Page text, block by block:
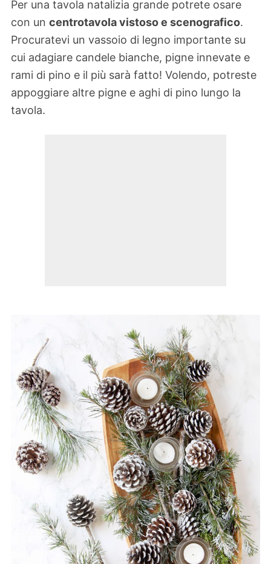
Per una tavola natalizia grande potrete osare
con un centrotavola vistoso e scenografico.
Procuratevi un vassoio di legno importante su
cui adagiare candele bianche, pigne innevate e
rami di pino e il più sarà fatto! Volendo, potreste
appoggiare altre pigne e aghi di pino lungo la
tavola.